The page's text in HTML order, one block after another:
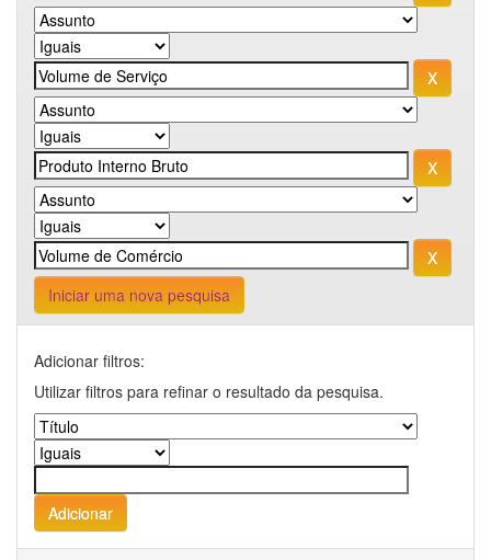
Iniciar uma nova pesquisa
Adicionar filtros:
Utilizar filtros para refinar o resultado da pesquisa.